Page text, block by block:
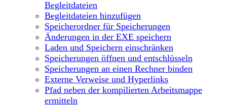
Begleitdateien
Begleitdateien hinzufügen
Speicherordner für Speicherungen
Änderungen in der EXE speichern
Laden und Speichern einschränken
Speicherungen öffnen und entschlüsseln
Speicherungen an einen Rechner binden
Externe Verweise und Hyperlinks
Pfad neben der kompilierten Arbeitsmappe
ermitteln